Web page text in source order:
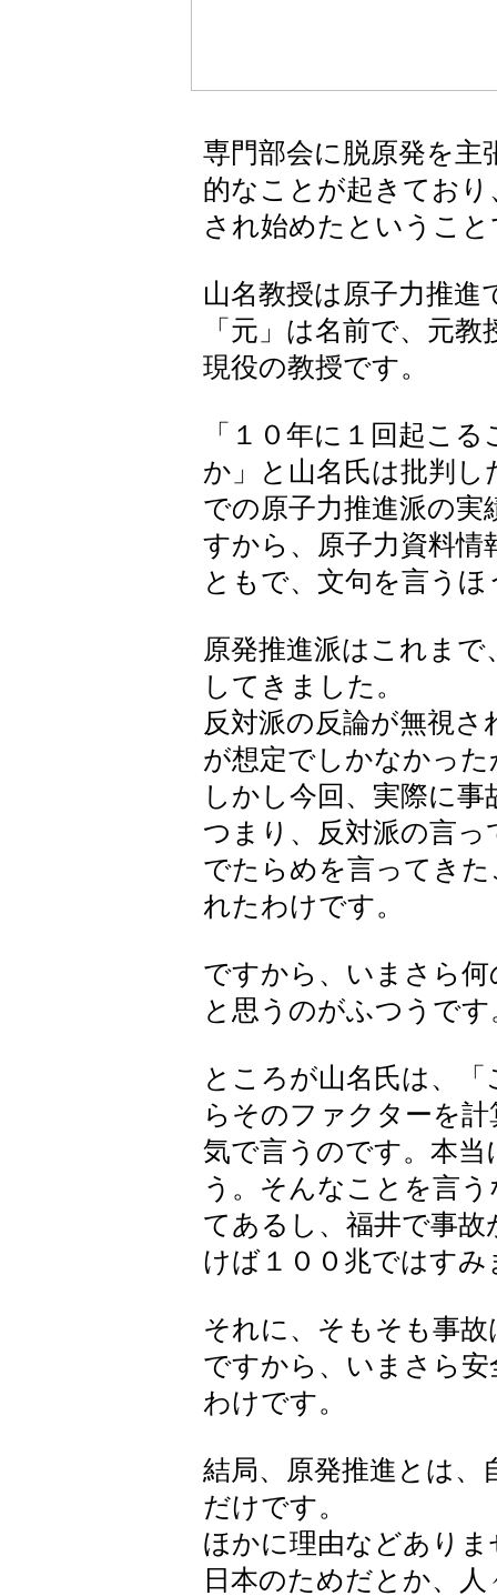
専門部会に脱原発を主
的なことが起きてお
され始めたというこ
山名教授は原子力推進
「元」は名前で、元
現役の教授です。
「１０年に１回起こ
か」と山名氏は批判
での原子力推進派の
すから、原子力資料
ともで、文句を言う
原発推進派はこれま
してきました。
反対派の反論が無視
が想定でしかなかっ
しかし今回、実際に
つまり、反対派の言
でたらめを言ってき
れたわけです。
ですから、いまさら
と思うのがふつうです
ところが山名氏は、
らそのファクターを
気で言うのです。本
う。そんなことを言
てあるし、福井で事
けば１００兆ではすみ
それに、そもそも事
ですから、いまさら
わけです。
結局、原発推進とは
だけです。
ほかに理由などありま
日本のためだとか、